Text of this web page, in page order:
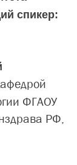
спикер:
ФГАОУ
РФ,